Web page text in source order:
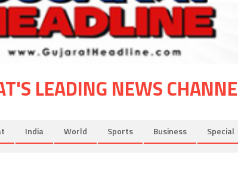
LEADING NEWS
India World Sports Business Special